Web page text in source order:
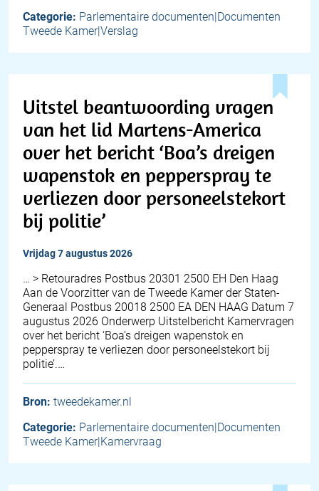
Categorie: Parlementaire documenten|Documenten
Tweede Kamer|Verslag
Uitstel beantwoording vragen
van het lid Martens-America
over het bericht ‘Boa’s dreigen
wapenstok en pepperspray te
verliezen door personeelstekort
bij politie’
vrijdag 7 augustus 2026
… > Retouradres Postbus 20301 2500 EH Den Haag
Aan de Voorzitter van de Tweede Kamer der Staten-
Generaal Postbus 20018 2500 EA DEN HAAG Datum 7
augustus 2026 Onderwerp Uitstelbericht Kamervragen
over het bericht ‘Boa’s dreigen wapenstok en
pepperspray te verliezen door personeelstekort bij
politie’.…
Bron: tweedekamer.nl
Categorie: Parlementaire documenten|Documenten
Tweede Kamer|Kamervraag